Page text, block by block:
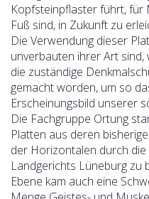
Kopfsteinpflaster führt, für
Fuß sind, in Zukunft zu
Die Verwendung dieser
unverbauten ihrer Art
die zuständige
gemacht worden, um so
Erscheinungsbild unserer
Die Fachgruppe Ortung
Platten aus deren
der Horizontalen durch
Landgerichts Lüneburg zu
Ebene kam auch eine